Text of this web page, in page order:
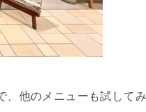
他のメニューも試して